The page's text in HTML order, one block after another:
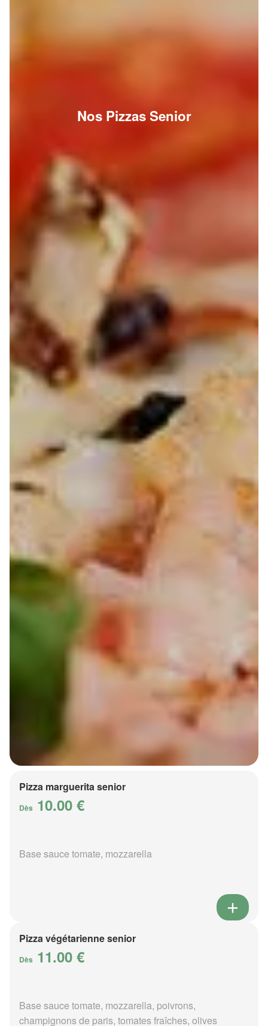
Nos Pizzas Senior
Pizza marguerita senior
Dès 10.00 €
Base sauce tomate, mozzarella
Pizza végétarienne senior
Dès 11.00 €
Base sauce tomate, mozzarella, poivrons,
champignons de paris, tomates fraîches, olives